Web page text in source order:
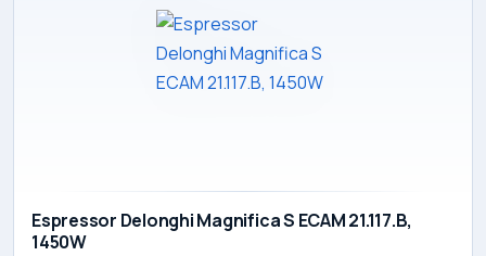
Espressor Delonghi Magnifica S ECAM 21.117.B,
1450W